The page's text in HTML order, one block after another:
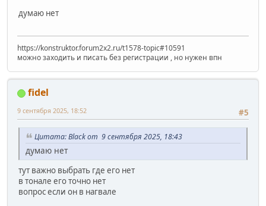
думаю нет
https://konstruktor.forum2x2.ru/t1578-topic#10591
можно заходить и писать без регистрации , но нужен впн
fidel
#5
9 сентября 2025, 18:52
Цитата: Black от 9 сентября 2025, 18:43
думаю нет
тут важно выбрать где его нет
в тонале его точно нет
вопрос если он в нагвале